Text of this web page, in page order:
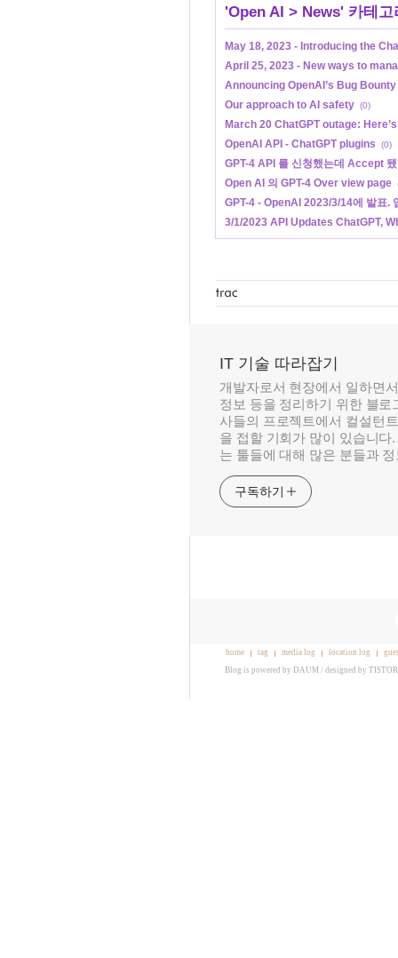
'Open AI > News' 카테고
May 18, 2023 - Introducing the
April 25, 2023 - New ways to
Announcing OpenAI’s Bug
Our approach to AI safety (0)
March 20 ChatGPT outage:
OpenAI API - ChatGPT plugins
(0)
GPT-4 API 를 신청했는데 Accept
Open AI 의 GPT-4 Over view page
GPT-4 - OpenAI 2023/3/14에 발표.
3/1/2023 API Updates ChatGPT,
IT 기술 따라잡기
개발자로서 현장에서 일하면
정보 등을 정리하기 위한 블
사들의 프로젝트에서 컬설턴
을 접할 기회가 많이 있습니
는 툴들에 대해 많은 분들과
구독하기
home tag media log location log
Blog is powered by DAUM / designed by